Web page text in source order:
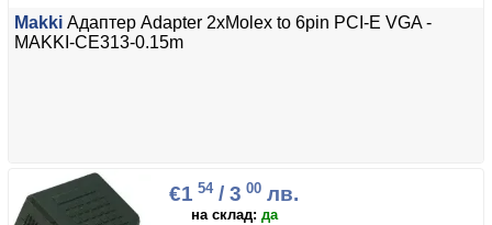
Makki Адаптер Adapter 2xMolex to 6pin PCI-E VGA -
MAKKI-CE313-0.15m
€1 54/ 3 00 лв.
на склад: да